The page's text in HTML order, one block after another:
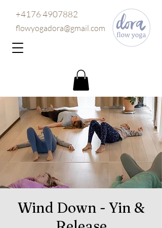
flowyogadora@gmail.com
+4176 4907882
Wind Down - Yin &